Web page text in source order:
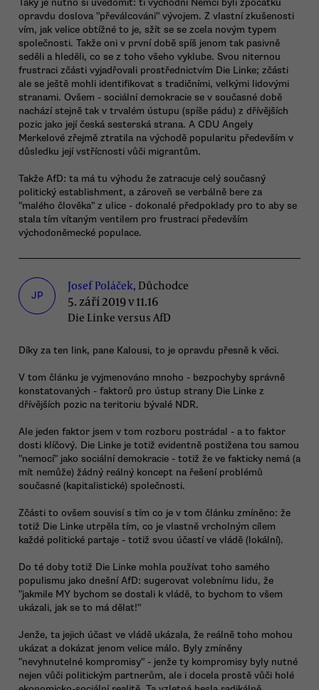
Taky je nutno si uvědomit: ti východní Němci byli zpočátku
opravdu doslova "převálcováni" vývojem. Z vlastní zkušenosti
vím, jak velice obtížné to je, sžít se se zcela novým typem
společnosti. Takže oni v první době spíš jenom tak pasivně
seděli a hleděli, co se z toho všeho vyklube. Svou niternou
frustraci zčásti vyjadřovali prostřednictvím Die Linke; zčásti
ale se ještě mohli identifikovat s tradičními, velkými lidovými
stranami. Ovšem - sociální demokracie se v současné době
nachází stejně tak v trvalém ústupu (spíše pádu) z dřívějších
pozic jako její česká sesterská strana. A CDU Angely
Merkelové zřejmě ztratila na východě popularitu především v
důsledku její vstřícnosti vůči migrantům.
Takže AfD: ta má tu výhodu že zatracuje celý současný
politický establishment, a zároveň se verbálně bere za
"malého člověka" z ulice - dokonalé předpoklady pro to aby se
stala tím vítaným ventilem pro frustraci především
východoněmecké populace.
JP
Josef Poláček, Důchodce
5. září 2019 v 11.16
Die Linke versus AfD
Díky za ten link, pane Kalousi, to je opravdu přesně k věci.
V tom článku je vyjmenováno mnoho - bezpochyby správně
konstatovaných - faktorů pro ústup strany Die Linke z
dřívějších pozic na teritoriu bývalé NDR.
Ale jeden faktor jsem v tom rozboru postrádal - a to faktor
dosti klíčový. Die Linke je totiž evidentně postižena tou samou
"nemocí" jako sociální demokracie - totiž že ve fakticky nemá (a
mít nemůže) žádný reálný koncept na řešení problémů
současné (kapitalistické) společnosti.
Zčásti to ovšem souvisí s tím co je v tom článku zmíněno: že
totiž Die Linke utrpěla tím, co je vlastně vrcholným cílem
každé politické partaje - totiž svou účastí ve vládě (lokální).
Do té doby totiž Die Linke mohla používat toho samého
populismu jako dnešní AfD: sugerovat volebnímu lidu, že
"jakmile MY bychom se dostali k vládě, to bychom to všem
ukázali, jak se to má dělat!"
Jenže, ta jejich účast ve vládě ukázala, že reálně toho mohou
ukázat a dokázat jenom velice málo. Byly zmíněny
"nevyhnutelné kompromisy" - jenže ty kompromisy byly nutné
nejen vůči politickým partnerům, ale i docela prostě vůči holé